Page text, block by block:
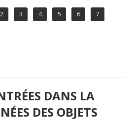
2 3 4 5 6
7
DANS LA
DES OBJETS